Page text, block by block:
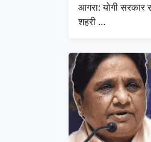
आगरा: योगी सरकार
शहरी …